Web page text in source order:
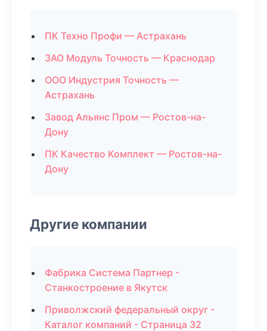
ПК Техно Профи — Астрахань
ЗАО Модуль Точность — Краснодар
ООО Индустрия Точность —
Астрахань
Завод Альянс Пром — Ростов-на-
Дону
ПК Качество Комплект — Ростов-на-
Дону
Другие компании
Фабрика Система Партнер -
Станкостроение в Якутск
Приволжский федеральный округ -
Каталог компаний - Страница 32